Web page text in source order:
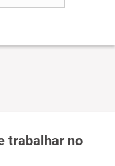
trabalhar no